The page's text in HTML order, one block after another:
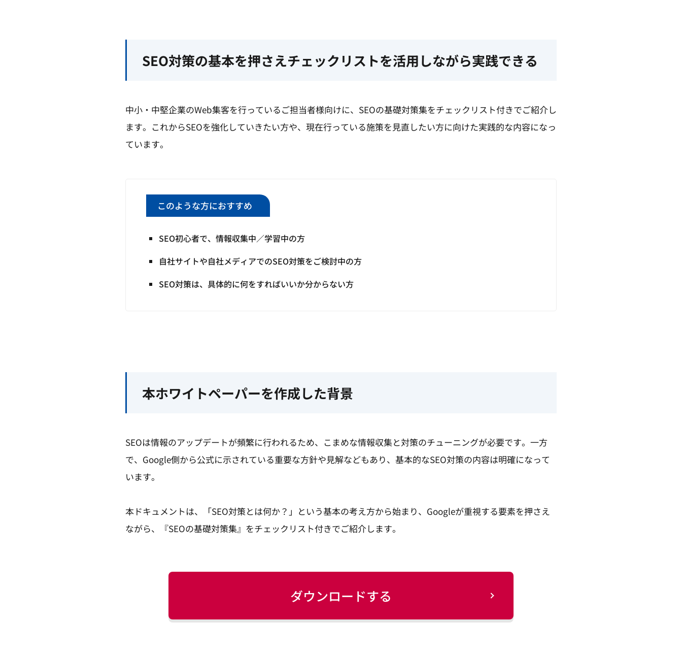
SEO対策の基本を押さえチェックリストを活用しながら実践できる
中小・中堅企業のWeb集客を行っているご担当者様向けに、SEOの基礎対策集をチェックリスト付きでご紹介し
ます。これからSEOを強化していきたい方や、現在行っている施策を見直したい方に向けた実践的な内容になっ
ています。
このような方におすすめ
SEO初心者で、情報収集中／学習中の方
自社サイトや自社メディアでのSEO対策をご検討中の方
SEO対策は、具体的に何をすればいいか分からない方
本ホワイトペーパーを作成した背景
SEOは情報のアップデートが頻繁に行われるため、こまめな情報収集と対策のチューニングが必要です。一方
で、Google側から公式に示されている重要な方針や見解などもあり、基本的なSEO対策の内容は明確になって
います。
本ドキュメントは、「SEO対策とは何か？」という基本の考え方から始まり、Googleが重視する要素を押さえ
ながら、『SEOの基礎対策集』をチェックリスト付きでご紹介します。
ダウンロードする